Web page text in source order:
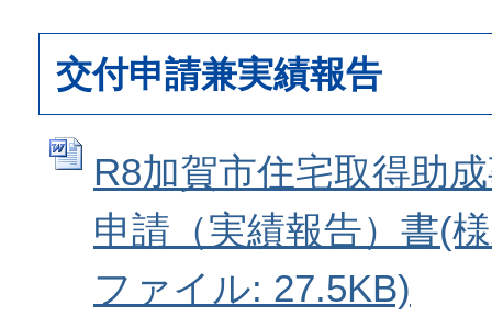
交付申請兼実績報告
R8加賀市住宅取得助
申請（実績報告）書(
ファイル: 27.5KB)